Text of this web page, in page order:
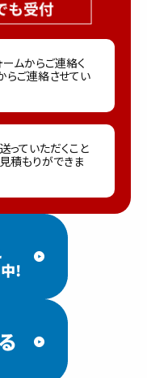
ムからご連絡く
らご連絡させてい
っていただくこと
積もりができま